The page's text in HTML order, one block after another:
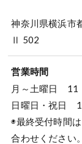
神奈川県横浜市
Ⅱ 502
営業時間
月～土曜日 11
日曜日・祝日
◉最終受付時間
合わせください。